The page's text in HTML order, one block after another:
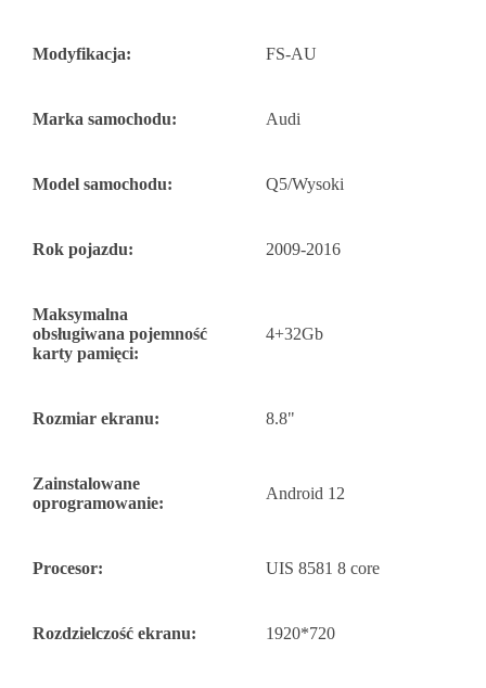
Modyfikacja: FS-AU
Marka samochodu: Audi
Model samochodu: Q5/Wysoki
Rok pojazdu: 2009-2016
Maksymalna
obsługiwana pojemność
karty pamięci:
4+32Gb
Rozmiar ekranu: 8.8"
Zainstalowane
oprogramowanie:
Android 12
Procesor: UIS 8581 8 core
Rozdzielczość ekranu: 1920*720